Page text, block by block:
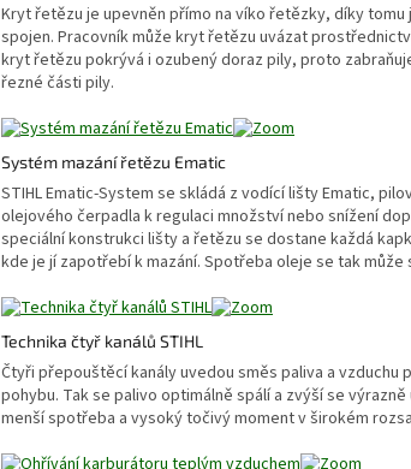
Kryt řetězu je upevněn přímo na víko řetězky, díky tomu
spojen. Pracovník může kryt řetězu uvázat
kryt řetězu pokrývá i ozubený doraz pily, proto
řezné části pily.
Systém mazání řetězu Ematic
STIHL Ematic-System se skládá z vodící lišty Ematic,
olejového čerpadla k regulaci množství nebo snížení
speciální konstrukci lišty a řetězu se dostane každá
kde je jí zapotřebí k mazání. Spotřeba oleje se tak může
Technika čtyř kanálů STIHL
Čtyři přepouštěcí kanály uvedou směs paliva a vzduchu
pohybu. Tak se palivo optimálně spálí a zvýší se
menší spotřeba a vysoký točivý moment v širokém